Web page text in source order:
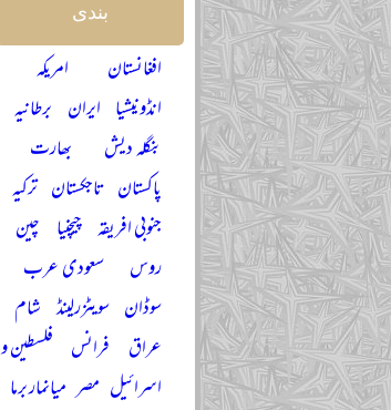
بندی
افغانستان
امریکہ
انڈونیشیا ایران برطانیہ
بنگلہ دیش
بھارت
پاکستان تاجکستان ترکیہ
جنوبی افریقہ چیچنیا چین
روس
سعودی عرب
سوڈان سویٹزرلینڈ شام
عراق فرانس فلسطین و
اسرائیل مصر میانمار برما